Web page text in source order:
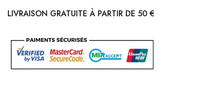
LIVRAISON GRATUITE À PARTIR DE 50 €